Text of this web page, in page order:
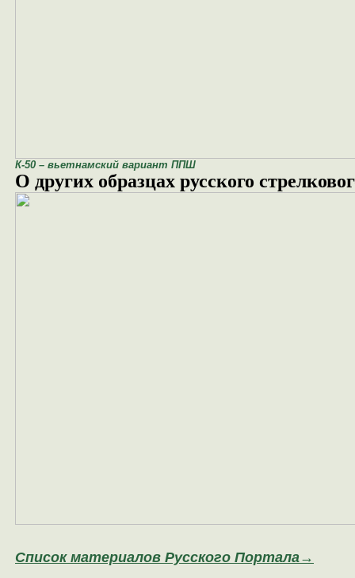
К-50 – вьетнамский вариант ППШ
О других образцах русского
Список материалов Русского Портала→